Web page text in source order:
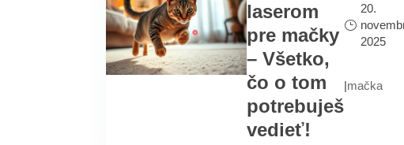
laserom
pre mačky
– Všetko,
čo o tom
potrebuješ
vedieť!
20.
2025
|mačka